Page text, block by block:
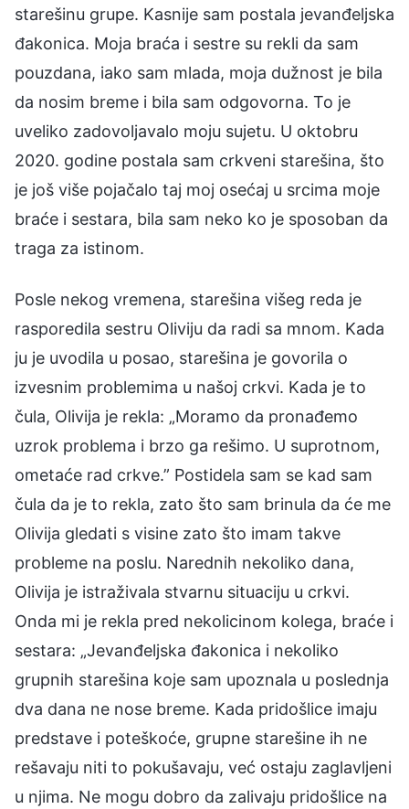
starešinu grupe. Kasnije sam postala jevanđeljska
đakonica. Moja braća i sestre su rekli da sam
pouzdana, iako sam mlada, moja dužnost je bila
da nosim breme i bila sam odgovorna. To je
uveliko zadovoljavalo moju sujetu. U oktobru
2020. godine postala sam crkveni starešina, što
je još više pojačalo taj moj osećaj u srcima moje
braće i sestara, bila sam neko ko je sposoban da
traga za istinom.
Posle nekog vremena, starešina višeg reda je
rasporedila sestru Oliviju da radi sa mnom. Kada
ju je uvodila u posao, starešina je govorila o
izvesnim problemima u našoj crkvi. Kada je to
čula, Olivija je rekla: „Moramo da pronađemo
uzrok problema i brzo ga rešimo. U suprotnom,
ometaće rad crkve.” Postidela sam se kad sam
čula da je to rekla, zato što sam brinula da će me
Olivija gledati s visine zato što imam takve
probleme na poslu. Narednih nekoliko dana,
Olivija je istraživala stvarnu situaciju u crkvi.
Onda mi je rekla pred nekolicinom kolega, braće i
sestara: „Jevanđeljska đakonica i nekoliko
grupnih starešina koje sam upoznala u poslednja
dva dana ne nose breme. Kada pridošlice imaju
predstave i poteškoće, grupne starešine ih ne
rešavaju niti to pokušavaju, već ostaju zaglavljeni
u njima. Ne mogu dobro da zalivaju pridošlice na